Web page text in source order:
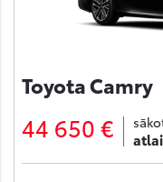
Toyota Camry
44 650 €